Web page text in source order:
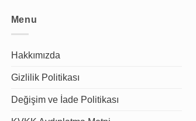
Menu
Hakkımızda
Gizlilik Politikası
Değişim ve İade Politikası